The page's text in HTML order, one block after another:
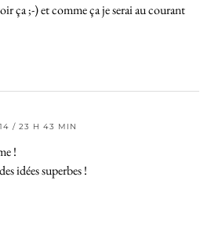
ça ;-) et comme ça je serai au courant
/ 23 H 43 MIN
!
idées superbes !